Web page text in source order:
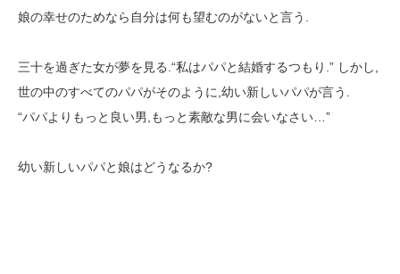
娘の幸せのためなら自分は何も望むのがないと言う.
三十を過ぎた女が夢を見る.“私はパパと結婚するつもり.” しかし,
世の中のすべてのパパがそのように,幼い新しいパパが言う.
“パパよりもっと良い男,もっと素敵な男に会いなさい…”
幼い新しいパパと娘はどうなるか?